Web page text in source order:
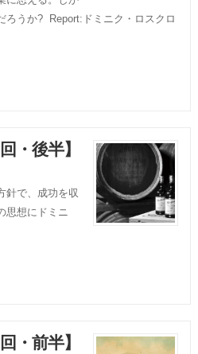
ろうか? Report:ドミニク・ロスクロ
・後半】
針で、成功を収
思想にドミニ
・前半】